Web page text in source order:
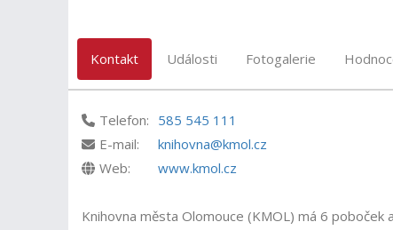
Kontakt Události Fotogalerie
Telefon: 585 545 111
E-mail:
knihovna@kmol.cz
Web:
www.kmol.cz
Knihovna města Olomouce (KMOL) má 6